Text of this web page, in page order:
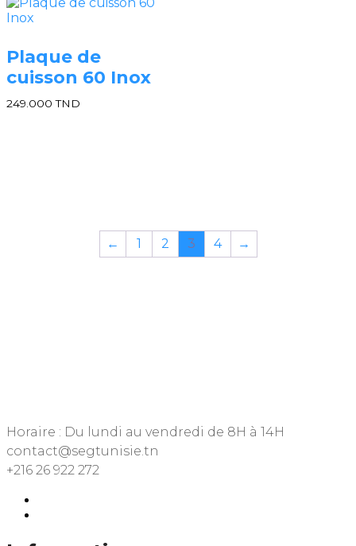
Plaque de
cuisson 60 Inox
249.000TND
← 1 2 3 4 →
Horaire : Du lundi au vendredi de 8H à 14H
contact@segtunisie.tn
+216 26 922 272